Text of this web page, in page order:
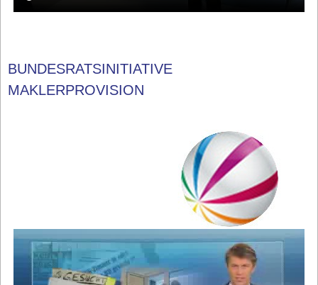
BUNDESRATSINITIATIVE
MAKLERPROVISION